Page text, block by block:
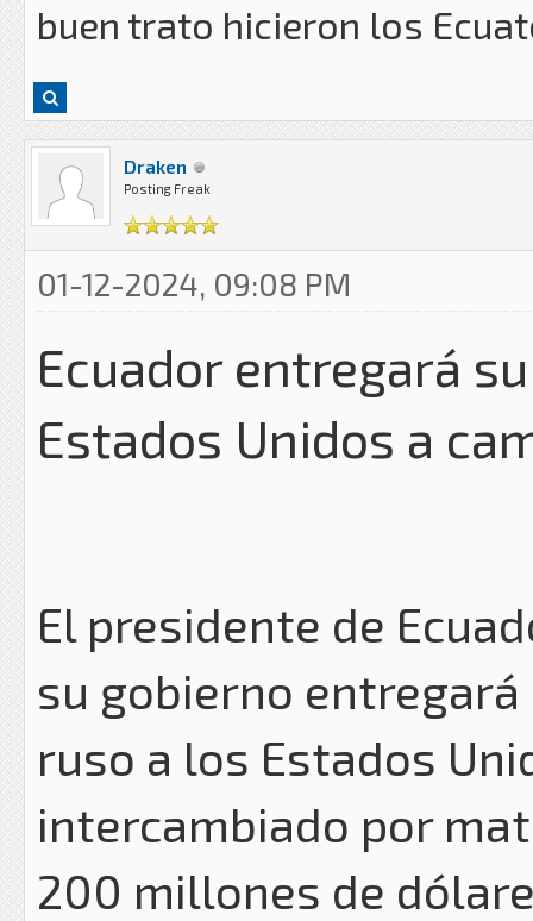
buen trato hicieron los
Draken
Posting Freak
01-12-2024, 09:08 PM
Ecuador entregará
Estados Unidos a
El presidente de
su gobierno
ruso a los Estados
intercambiado por
200 millones de